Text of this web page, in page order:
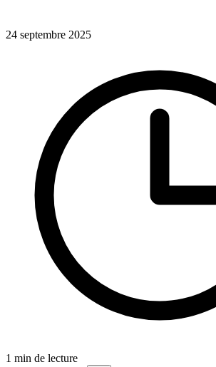
24 septembre 2025
1 min de lecture